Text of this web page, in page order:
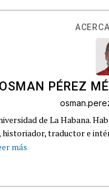
OSMAN PÉREZ
de La Habana.
traductor e
más